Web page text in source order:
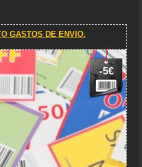
GASTOS DE ENVIO.
-5€